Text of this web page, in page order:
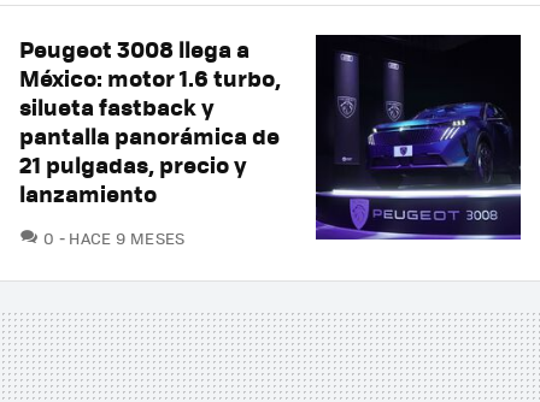
Peugeot 3008 llega a
México: motor 1.6 turbo,
silueta fastback y
pantalla panorámica de
21 pulgadas, precio y
lanzamiento
0 COMENTARIOS
HACE 9 MESES